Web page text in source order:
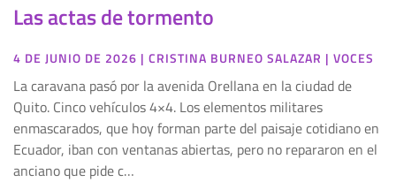
Las actas de tormento
4 DE JUNIO DE 2026 | CRISTINA BURNEO SALAZAR | VOCES
La caravana pasó por la avenida Orellana en la ciudad de
Quito. Cinco vehículos 4×4. Los elementos militares
enmascarados, que hoy forman parte del paisaje cotidiano en
Ecuador, iban con ventanas abiertas, pero no repararon en el
anciano que pide c…